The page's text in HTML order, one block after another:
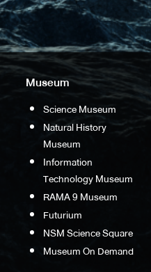
Museum
Science Museum
Natural History
Museum
Information
Technology Museum
RAMA 9 Museum
Futurium
NSM Science Square
Museum On Demand